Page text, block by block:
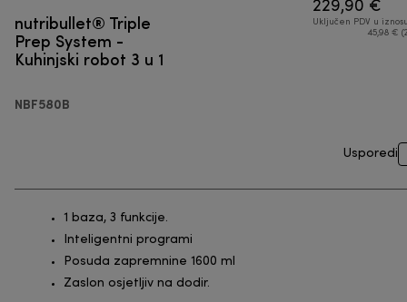
nutribullet® Triple
Prep System -
Kuhinjski robot 3 u 1
NBF580B
229,90 €
Uključen PDV u
45,98 €
Usporedi
1 baza, 3 funkcije.
Inteligentni programi
Posuda zapremnine 1600 ml
Zaslon osjetljiv na dodir.